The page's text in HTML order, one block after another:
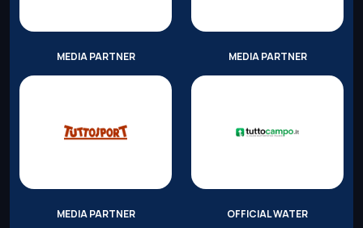
MEDIA PARTNER MEDIA PARTNER
MEDIA PARTNER OFFICIAL WATER